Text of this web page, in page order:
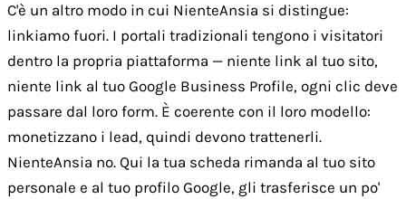
C'è un altro modo in cui NienteAnsia si distingue:
linkiamo fuori. I portali tradizionali tengono i visitatori
dentro la propria piattaforma — niente link al tuo sito,
niente link al tuo Google Business Profile, ogni clic deve
passare dal loro form. È coerente con il loro modello:
monetizzano i lead, quindi devono trattenerli.
NienteAnsia no. Qui la tua scheda rimanda al tuo sito
personale e al tuo profilo Google, gli trasferisce un po'